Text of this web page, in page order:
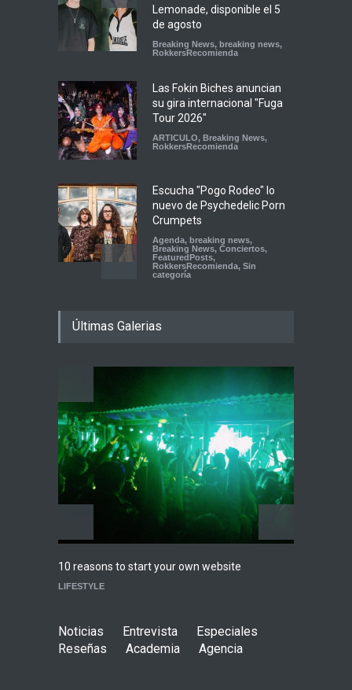
Lemonade, disponible el 5
de agosto
Breaking News, breaking news,
RokkersRecomienda
Las Fokin Biches anuncian
su gira internacional "Fuga
Tour 2026"
ARTICULO, Breaking News,
RokkersRecomienda
Escucha "Pogo Rodeo" lo
nuevo de Psychedelic Porn
Crumpets
Agenda, breaking news,
Breaking News, Conciertos,
FeaturedPosts,
RokkersRecomienda, Sin
categoría
en el Auditorio BB de la
news,Breaking News,
Playlist Dale Mixx 2026:
escucha las canciones que
sonarán en el festival
Agenda ,ARTICULO Conciertos
Últimas Galerias
10 reasons to start your own website
LIFESTYLE
Noticias Entrevista
Especiales
Reseñas
Academia Agencia